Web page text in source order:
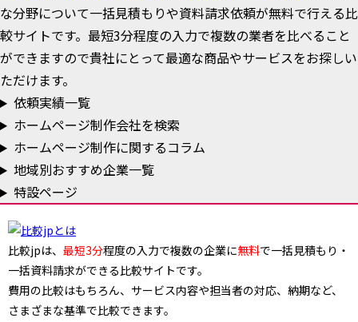
な分野について一括見積もりや資料請求依頼が無料で行える比
較サイトです。最短3分程度の入力で複数の業者を比べること
ができますので貴社にとって最適な商品やサービスをお探しい
ただけます。
依頼実績一覧
ホームページ制作会社を検索
ホームページ制作に関するコラム
地域別おすすめ企業一覧
特設ページ
比較jpは、 最短3分程度の入力で複数の企業に無料で一括見積もり・
一括資料請求ができる比較サイトです。
費用の比較はもちろん、サービス内容や担当者の対応、納期など、
さまざまな基準で比較できます。